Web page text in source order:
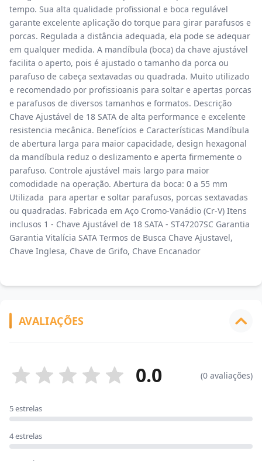
tempo. Sua alta qualidade profissional e boca regulável
garante excelente aplicação do torque para girar parafusos e
porcas. Regulada a distância adequada, ela pode se adequar
em qualquer medida. A mandíbula (boca) da chave ajustável
facilita o aperto, pois é ajustado o tamanho da porca ou
parafuso de cabeça sextavadas ou quadrada. Muito utilizado
e recomendado por profissioanis para soltar e apertas porcas
e parafusos de diversos tamanhos e formatos. Descrição
Chave Ajustável de 18 SATA de alta performance e excelente
resistencia mecânica. Benefícios e Características Mandíbula
de abertura larga para maior capacidade, design hexagonal
da mandíbula reduz o deslizamento e aperta firmemente o
parafuso. Controle ajustável mais largo para maior
comodidade na operação. Abertura da boca: 0 a 55 mm
Utilizada para apertar e soltar parafusos, porcas sextavadas
ou quadradas. Fabricada em Aço Cromo-Vanádio (Cr-V) Itens
inclusos 1 - Chave Ajustável de 18 SATA - ST47207SC Garantia
Garantia Vitalícia SATA Termos de Busca Chave Ajustavel,
Chave Inglesa, Chave de Grifo, Chave Encanador
AVALIAÇÕES
0.0 (0 avaliações)
5 estrelas
4 estrelas